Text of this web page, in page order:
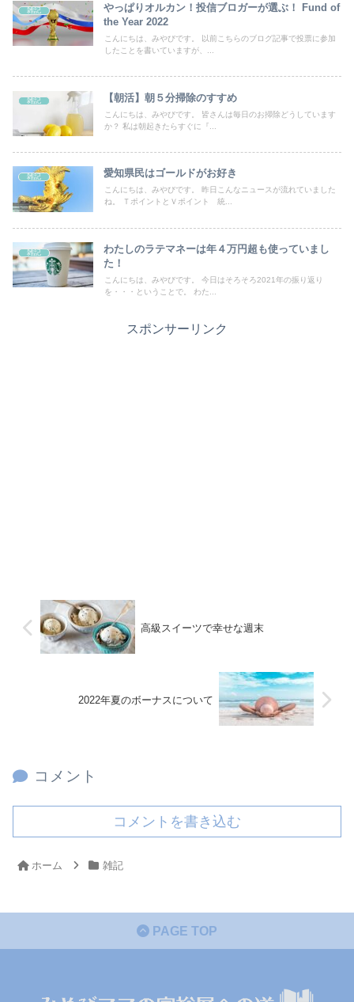
雑記
やっぱりオルカン！投信ブロガーが選ぶ！ Fund of
the Year 2022
こんにちは、みやびです。 以前こちらのブログ記事で投票に参加
したことを書いていますが、...
雑記 【朝活】朝５分掃除のすすめ
こんにちは、みやびです。 皆さんは毎日のお掃除どうしています
か？ 私は朝起きたらすぐに『...
雑記 愛知県民はゴールドがお好き
こんにちは、みやびです。 昨日こんなニュースが流れていました
ね。 ＴポイントとＶポイント 統...
雑記
わたしのラテマネーは年４万円超も使っていまし
た！
こんにちは、みやびです。 今日はそろそろ2021年の振り返り
を・・・ということで。 わた...
スポンサーリンク
高級スイーツで幸せな週末
2022年夏のボーナスについて
コメント
コメントを書き込む
ホーム 雑記
PAGE TOP